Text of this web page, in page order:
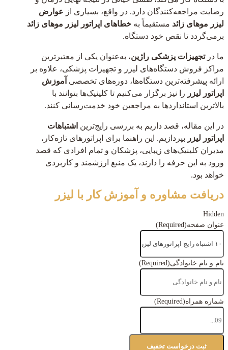
رضایت مراجعه‌کنندگان دارد. در واقع، بسیاری از عوارض
لیزر موهای زائد مستقیماً به خطاهای اپراتور لیزر موهای زائد
برمی‌گردد تا نقص خود دستگاه.
ما درتجهیزات پزشکی راژین، به‌عنوان یکی از معتبرترین
مراکز فروش دستگاه‌های لیزر و تجهیزات پزشکی، علاوه بر
ارائه پیشرفته‌ترین دستگاه‌ها، دوره‌های تخصصی آموزش
اپراتور لیزر را نیز برگزار می‌کنیم تا کلینیک‌ها بتوانند با
بالاترین استانداردها به مراجعین خود خدمت‌رسانی کنند.
در این مقاله، قصد داریم به بررسی رایج‌ترین اشتباهات
اپراتور لیزر بپردازیم. این راهنما برای اپراتورهای تازه‌کار،
مدیران کلینیک‌های زیبایی، پزشکان و تمام افرادی که قصد
ورود به این حرفه را دارند، یک منبع ارزشمند و کاربردی
خواهد بود.
دریافت مشاوره و آموزش کار با لیزر
Hidden
عنوان صفحه(Required)
نام و نام خانوادگی(Required)
شماره همراه(Required)